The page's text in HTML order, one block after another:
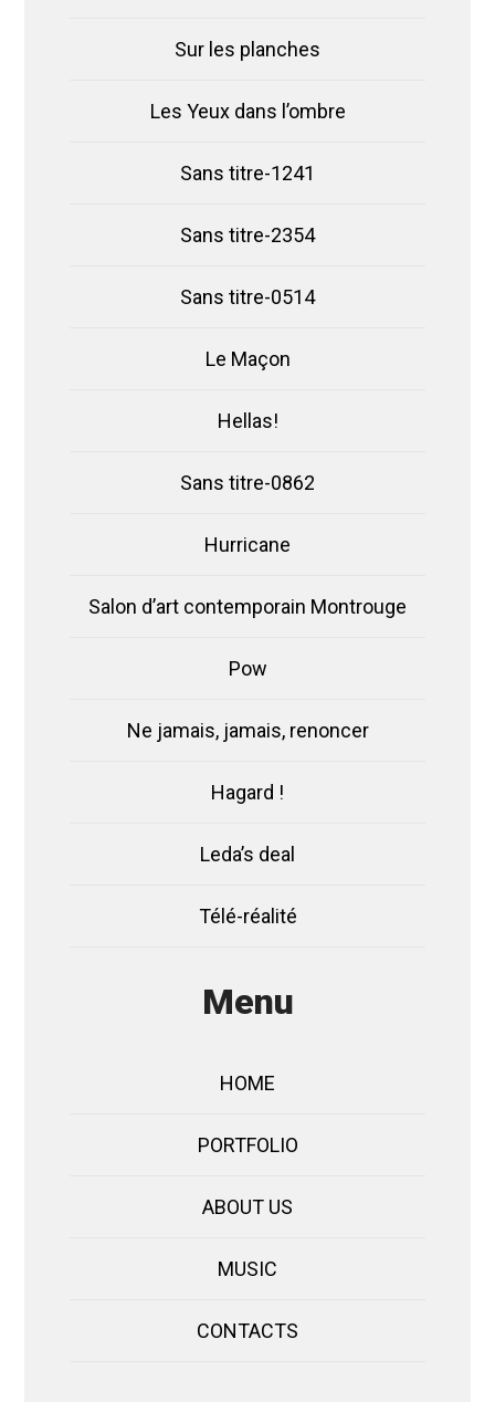
Sur les planches
Les Yeux dans l’ombre
Sans titre-1241
Sans titre-2354
Sans titre-0514
Le Maçon
Hellas!
Sans titre-0862
Hurricane
Salon d’art contemporain Montrouge
Pow
Ne jamais, jamais, renoncer
Hagard !
Leda’s deal
Télé-réalité
Menu
HOME
PORTFOLIO
ABOUT US
MUSIC
CONTACTS